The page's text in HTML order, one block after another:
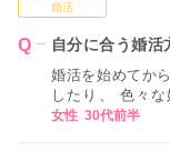
婚活
自分に合う婚活
婚活を始めてか
したり、 色々
す。 ただ、正直
女性 30代前半